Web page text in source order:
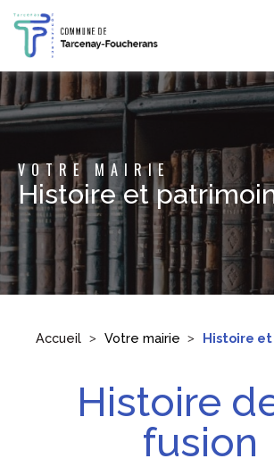
Votre Mairie
Infos Pratiques
Culture & Loisirs
VOTRE MAIRIE
Histoire et
Accueil Votre mairie Histoire
Histoire
fusion